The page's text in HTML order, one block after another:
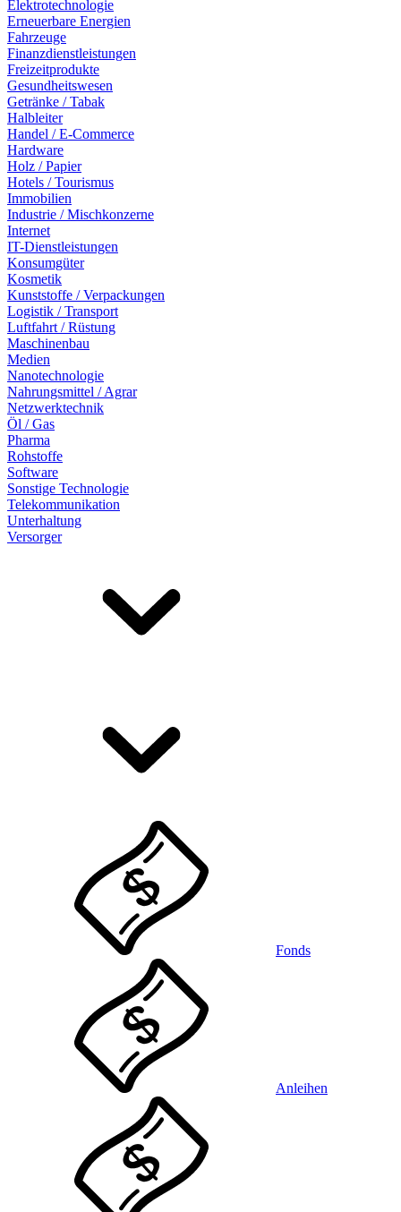
Elektrotechnologie
Erneuerbare Energien
Fahrzeuge
Finanzdienstleistungen
Freizeitprodukte
Gesundheitswesen
Getränke / Tabak
Halbleiter
Handel / E-Commerce
Hardware
Holz / Papier
Hotels / Tourismus
Immobilien
Industrie / Mischkonzerne
Internet
IT-Dienstleistungen
Konsumgüter
Kosmetik
Kunststoffe / Verpackungen
Logistik / Transport
Luftfahrt / Rüstung
Maschinenbau
Medien
Nanotechnologie
Nahrungsmittel / Agrar
Netzwerktechnik
Öl / Gas
Pharma
Rohstoffe
Software
Sonstige Technologie
Telekommunikation
Unterhaltung
Versorger
Fonds
Anleihen